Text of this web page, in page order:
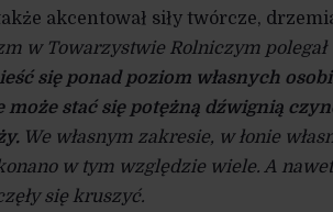
akcentował siły twórcze,
w Towarzystwie Rolniczym polegał
się ponad poziom własnych
stać się potężną dźwignią
We własnym zakresie, w łonie
w tym względzie wiele. A nawet
się kruszyć.